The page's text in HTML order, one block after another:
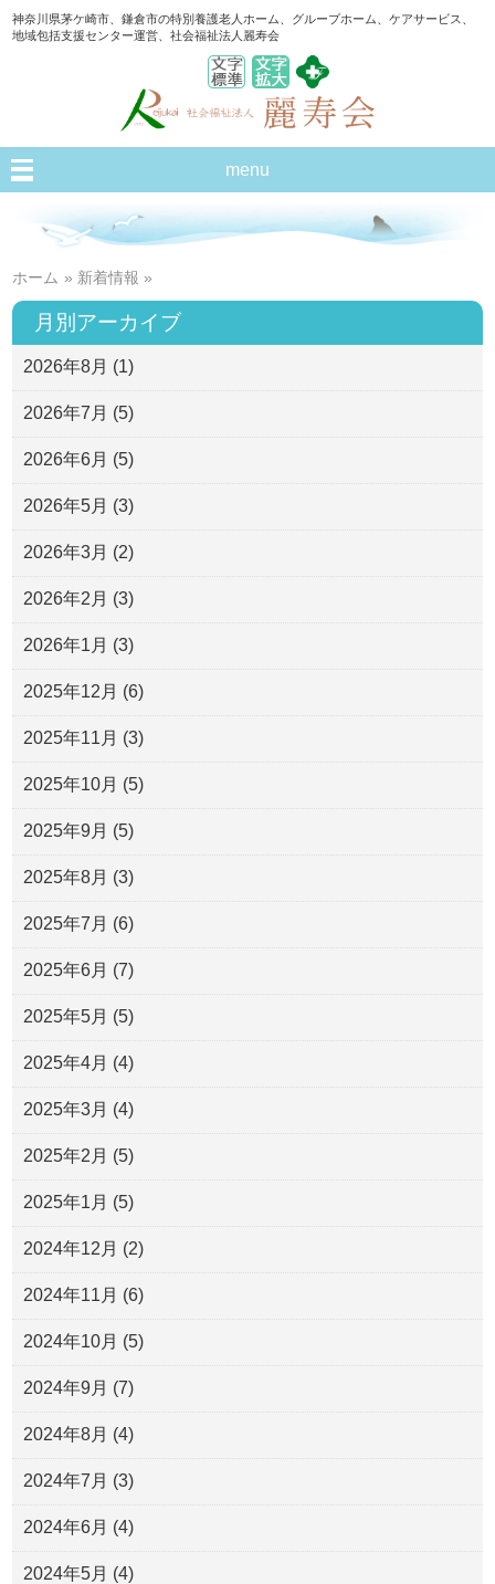
神奈川県茅ケ崎市、鎌倉市の特別養護老人ホーム、グループホーム、ケアサービス、
地域包括支援センター運営、社会福祉法人麗寿会
menu
ホーム » 新着情報 »
月別アーカイブ
2026年8月 (1)
2026年7月 (5)
2026年6月 (5)
2026年5月 (3)
2026年3月 (2)
2026年2月 (3)
2026年1月 (3)
2025年12月 (6)
2025年11月 (3)
2025年10月 (5)
2025年9月 (5)
2025年8月 (3)
2025年7月 (6)
2025年6月 (7)
2025年5月 (5)
2025年4月 (4)
2025年3月 (4)
2025年2月 (5)
2025年1月 (5)
2024年12月 (2)
2024年11月 (6)
2024年10月 (5)
2024年9月 (7)
2024年8月 (4)
2024年7月 (3)
2024年6月 (4)
2024年5月 (4)